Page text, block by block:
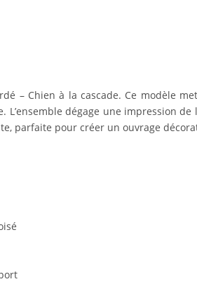
– Chien à la cascade. Ce modèle
dégage une impression
parfaite pour créer un ouvrage